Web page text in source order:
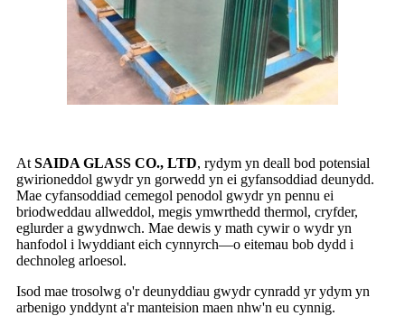
At SAIDA GLASS CO., LTD, rydym yn deall bod potensial
gwirioneddol gwydr yn gorwedd yn ei gyfansoddiad deunydd.
Mae cyfansoddiad cemegol penodol gwydr yn pennu ei
briodweddau allweddol, megis ymwrthedd thermol, cryfder,
eglurder a gwydnwch. Mae dewis y math cywir o wydr yn
hanfodol i lwyddiant eich cynnyrch—o eitemau bob dydd i
dechnoleg arloesol.
Isod mae trosolwg o'r deunyddiau gwydr cynradd yr ydym yn
arbenigo ynddynt a'r manteision maen nhw'n eu cynnig.